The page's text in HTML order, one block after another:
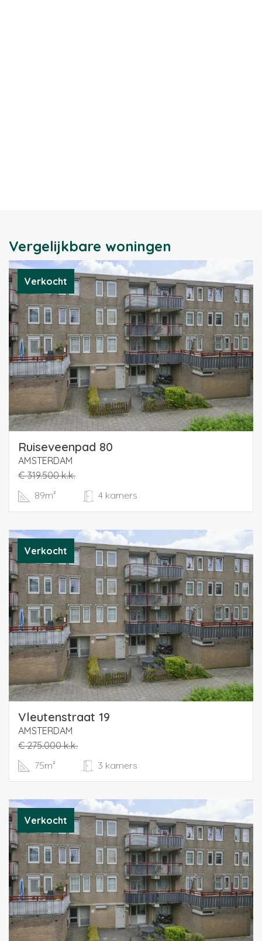
Vergelijkbare woningen
Verkocht
Ruiseveenpad 80
AMSTERDAM
€ 319.500 k.k.
89m²
4 kamers
Verkocht
Vleutenstraat 19
AMSTERDAM
€ 275.000 k.k.
75m²
3 kamers
Verkocht